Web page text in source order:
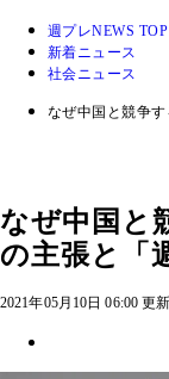
週プレNEWS TOP
新着ニュース
社会ニュース
なぜ中国と競争
なぜ中国と
の主張と「
2021年05月10日 06:00 更新